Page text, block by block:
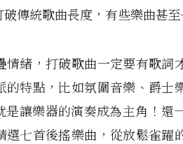
傳統歌曲長度，有些樂曲甚
情緒，打破歌曲一定要有歌詞
的特點，比如氛圍音樂、爵士
讓樂器的演奏成為主角！還
選七首後搖樂曲，從放鬆雀躍